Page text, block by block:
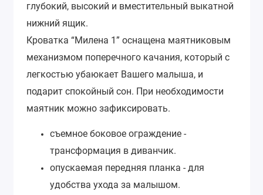
глубокий, высокий и вместительный выкатной
нижний ящик.
Кроватка “Милена 1” оснащена маятниковым
механизмом поперечного качания, который с
легкостью убаюкает Вашего малыша, и
подарит спокойный сон. При необходимости
маятник можно зафиксировать.
съемное боковое ограждение -
трансформация в диванчик.
опускаемая передняя планка - для
удобства ухода за малышом.